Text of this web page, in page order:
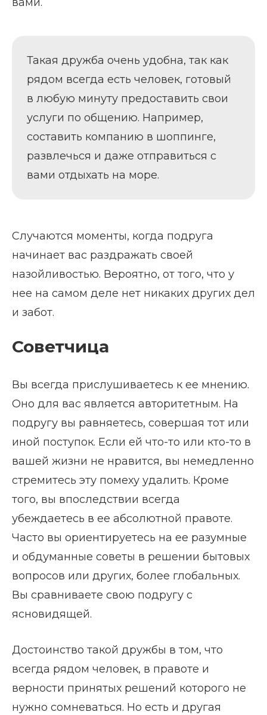
Такая дружба очень удобна, так как
рядом всегда есть человек, готовый
в любую минуту предоставить свои
услуги по общению. Например,
составить компанию в шоппинге,
развлечься и даже отправиться с
вами отдыхать на море.
Случаются моменты, когда подруга
начинает вас раздражать своей
назойливостью. Вероятно, от того, что у
нее на самом деле нет никаких других дел
и забот.
Советчица
Вы всегда прислушиваетесь к ее мнению.
Оно для вас является авторитетным. На
подругу вы равняетесь, совершая тот или
иной поступок. Если ей что-то или кто-то в
вашей жизни не нравится, вы немедленно
стремитесь эту помеху удалить. Кроме
того, вы впоследствии всегда
убеждаетесь в ее абсолютной правоте.
Часто вы ориентируетесь на ее разумные
и обдуманные советы в решении бытовых
вопросов или других, более глобальных.
Вы сравниваете свою подругу с
ясновидящей.
Достоинство такой дружбы в том, что
всегда рядом человек, в правоте и
верности принятых решений которого не
нужно сомневаться. Но есть и другая